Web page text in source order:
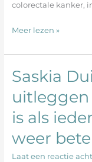
colorectale kanker,
Meer lezen »
Saskia
uitleggen
is als
weer
Laat een reactie
Saskia
“Hoe
blijf
uitleggen
wat